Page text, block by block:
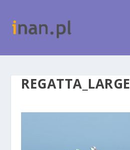
REGATTA_LARGE